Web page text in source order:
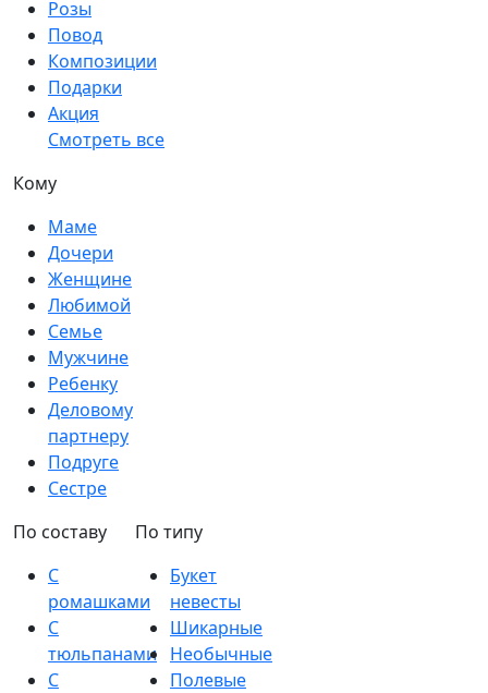
Розы
Повод
Композиции
Подарки
Акция
Смотреть все
Кому
Маме
Дочери
Женщине
Любимой
Семье
Мужчине
Ребенку
Деловому
партнеру
Подруге
Сестре
По составу
С
ромашками
С
тюльпанами
С
По типу
Букет
невесты
Шикарные
Необычные
Полевые